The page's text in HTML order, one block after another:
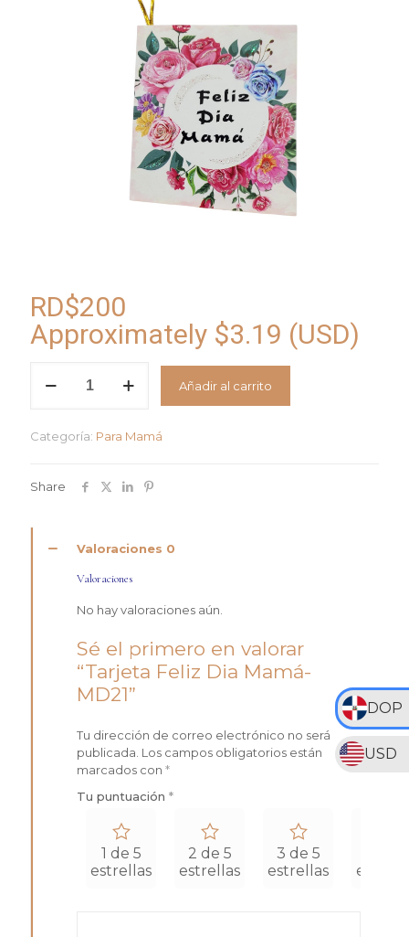
DOP
USD
RD$200
Approximately $3.19 (USD)
Feliz
MD21
Añadir al carrito
Categoría: Para Mamá
Share
Valoraciones 0
Valoraciones
No hay valoraciones aún.
Sé el primero en valorar
“Tarjeta Feliz Dia Mamá-
MD21”
Tu dirección de correo electrónico no será
publicada. Los campos obligatorios están
marcados con *
Tu puntuación *
1 de 5
estrellas
2 de 5
estrellas
3 de 5
estrellas